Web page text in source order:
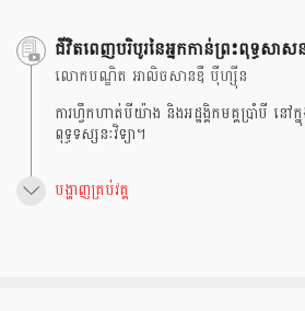
ជីវិតពេញបរិបូរនៃអ្នកកាន់ព្រះពុទ្ធសាសន
លោកបណ្ឌិត អាលិចសានឌឺ បុឺហ្សុីន
ការហ្វឹកហាត់បីយ៉ាង និងអដ្ឋង្គិកមគ្គប្រាំបី នៅក្
ពុទ្ធទស្សនៈវិទ្យា។
បង្ហាញគ្រប់វគ្គ